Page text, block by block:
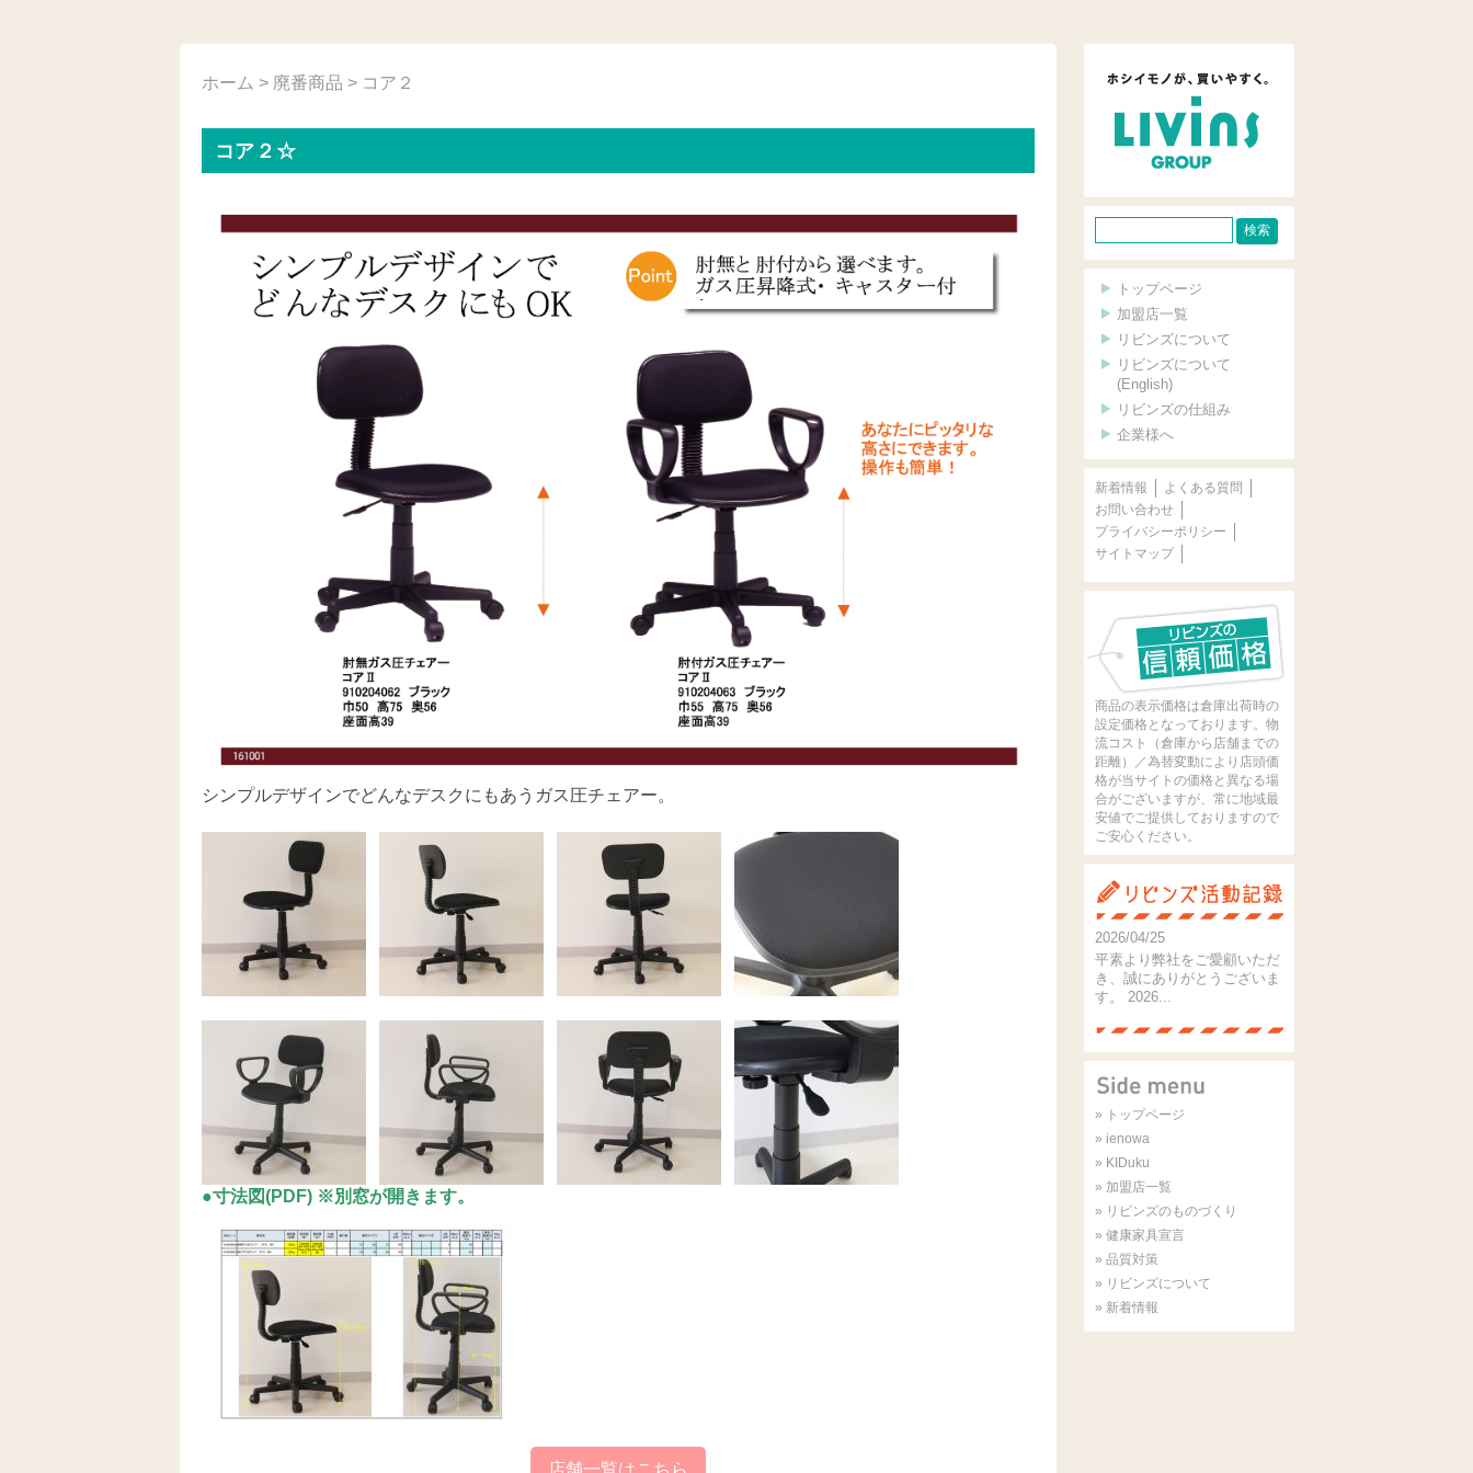
ホーム > 廃番商品 > コア２
コア２☆
シンプルデザインでどんなデスクにもあうガス圧チェアー。
●寸法図(PDF) ※別窓が開きます。
店舗一覧はこちら
イ
ト
内
検
索
トップページ
加盟店一覧
リビンズについて
リビンズについて
(English)
リビンズの仕組み
企業様へ
新着情報
よくある質問
お問い合わせ
プライバシーポリシー
サイトマップ
商品の表示価格は倉庫出荷時の
設定価格となっております。物
流コスト（倉庫から店舗までの
距離）／為替変動により店頭価
格が当サイトの価格と異なる場
合がございますが、常に地域最
安値でご提供しておりますので
ご安心ください。
2026/04/25
平素より弊社をご愛顧いただ
き、誠にありがとうございま
す。 2026...
» トップページ
» ienowa
» KIDuku
» 加盟店一覧
» リビンズのものづくり
» 健康家具宣言
» 品質対策
» リビンズについて
» 新着情報